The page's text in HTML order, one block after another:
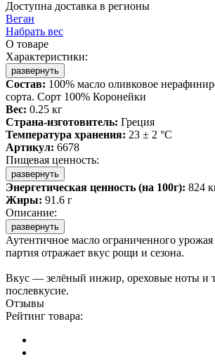
Доступна доставка в регионы
Веган
Набрать вес
О товаре
Характеристики:
развернуть
Состав: 100% масло оливковое
сорта. Сорт 100% Коронейки
Вес: 0.25 кг
Страна-изготовитель: Греция
Температура хранения: 23 ± 2 °C
Артикул: 6678
Пищевая ценность:
развернуть
Энергетическая ценность (на 100г): 824
Жиры: 91.6 г
Описание:
развернуть
Аутентичное масло ограниченного
партия отражает вкус рощи и сезона.
Вкус — зелёный инжир, ореховые ноты и
послевкусие.
Отзывы
Рейтинг товара: